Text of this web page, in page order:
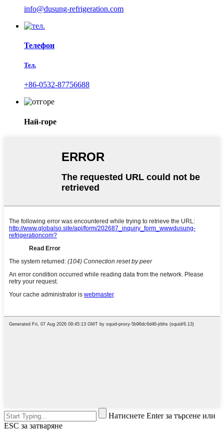
info@dusung-refrigeration.com
Телефон
Тел.
+86-0532-87756688
Най-горе
Натиснете Enter за търсене или
ESC за затваряне